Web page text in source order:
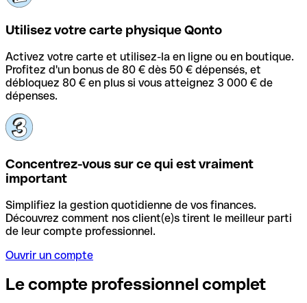
Utilisez votre carte physique Qonto
Activez votre carte et utilisez-la en ligne ou en boutique.
Profitez d'un bonus de 80 € dès 50 € dépensés, et
débloquez 80 € en plus si vous atteignez 3 000 € de
dépenses.
Concentrez-vous sur ce qui est vraiment
important
Simplifiez la gestion quotidienne de vos finances.
Découvrez comment nos client(e)s tirent le meilleur parti
de leur compte professionnel.
Ouvrir un compte
Le compte professionnel complet